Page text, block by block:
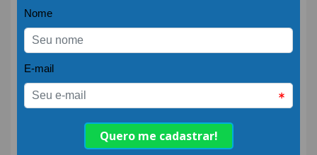
rápida, as vezes no dia a dia as pessoas
não tem a disciplina e muitas vezes
condições de se atualizarem. É
importante a organização estar atenda e
fazer as devidas pausas para colocar
todos no mesmo patamar operacional”.
Faça uma pausa no trabalho, um rodízio da